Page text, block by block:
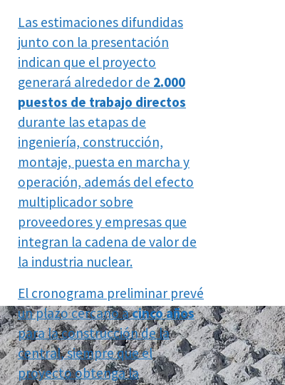
Las estimaciones difundidas
junto con la presentación
indican que el proyecto
generará alrededor de 2.000
puestos de trabajo directos
durante las etapas de
ingeniería, construcción,
montaje, puesta en marcha y
operación, además del efecto
multiplicador sobre
proveedores y empresas que
integran la cadena de valor de
la industria nuclear.
El cronograma preliminar prevé
un plazo cercano acinco años
para la construcción de la
central, siempre que el
proyecto obtenga la